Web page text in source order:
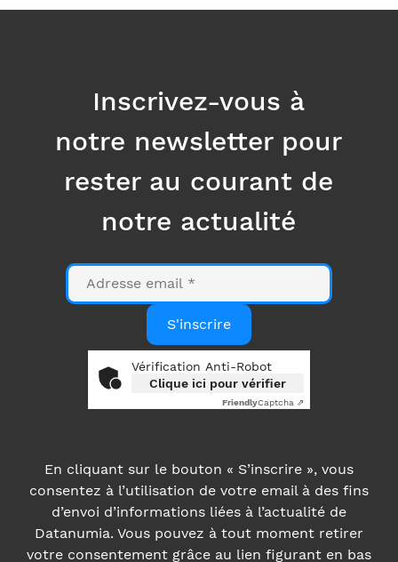
E-
mail
Clique ici pour vérifier
En cliquant sur le bouton « S’inscrire », vous
consentez à l’utilisation de votre email à des fins
d’envoi d’informations liées à l’actualité de
Datanumia. Vous pouvez à tout moment retirer
votre consentement grâce au lien figurant en bas